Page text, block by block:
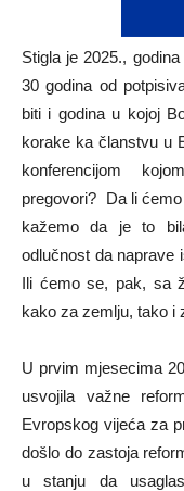
Stigla je 2025.,
30 godina od
biti i godina u kojoj
korake ka članstvu u
konferencijom
pregovori? Da li
kažemo da je to
odlučnost da naprave
Ili ćemo se, pak, sa
kako za zemlju, tako i
U prvim mjesecima
usvojila važne
Evropskog vijeća za
došlo do zastoja
u stanju da